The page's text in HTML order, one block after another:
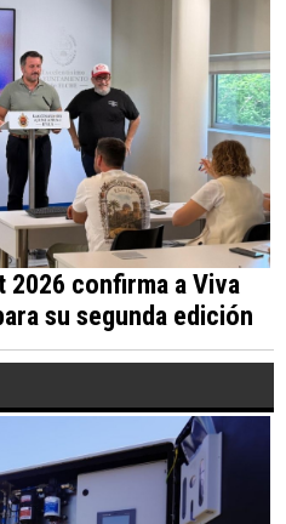
2026 confirma a Viva
su segunda edición